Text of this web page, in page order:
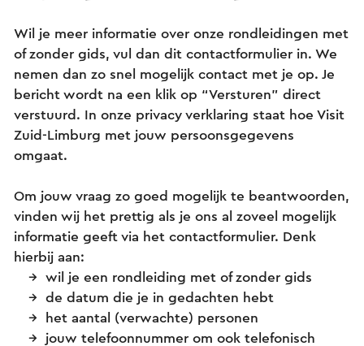
Wil je meer informatie over onze rondleidingen met
of zonder gids, vul dan dit contactformulier in. We
nemen dan zo snel mogelijk contact met je op. Je
bericht wordt na een klik op “Versturen” direct
verstuurd. In onze privacy verklaring staat hoe Visit
Zuid-Limburg met jouw persoonsgegevens
omgaat.
Om jouw vraag zo goed mogelijk te beantwoorden,
vinden wij het prettig als je ons al zoveel mogelijk
informatie geeft via het contactformulier. Denk
hierbij aan:
wil je een rondleiding met of zonder gids
de datum die je in gedachten hebt
het aantal (verwachte) personen
jouw telefoonnummer om ook telefonisch